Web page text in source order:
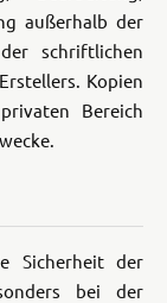
außerhalb der
schriftlichen
Kopien
Bereich
Sicherheit der
bei der